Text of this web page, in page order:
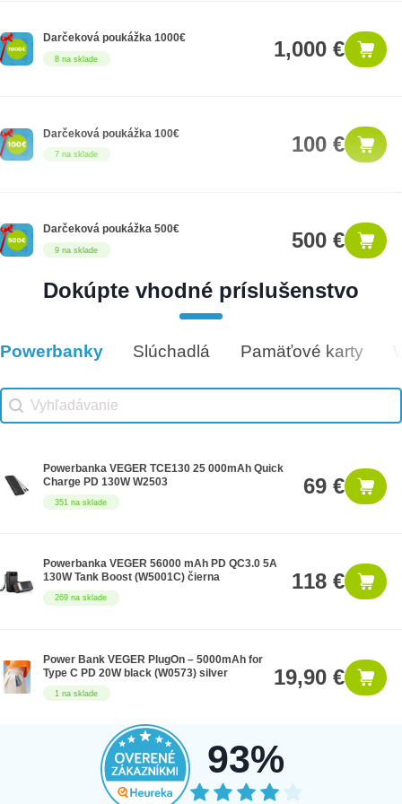
8 na sklade
Darčeková poukážka 1000€ 1,000 €
7 na sklade
Darčeková poukážka 100€ 100 €
9 na sklade
Darčeková poukážka 500€ 500 €
14 na sklade
Dokúpte vhodné príslušenstvo
Vhodné príslušenstvo
Powerbanky Slúchadlá Pamäťové karty
Vhodné príslušenstvo search
Search content
351 na sklade
Powerbanka VEGER TCE130 25 000mAh Quick
Charge PD 130W W2503
69 €
269 na sklade
Powerbanka VEGER 56000 mAh PD QC3.0 5A
130W Tank Boost (W5001C) čierna
118 €
1 na sklade
Power Bank VEGER PlugOn – 5000mAh for
Type C PD 20W black (W0573) silver
19,90 €
93%